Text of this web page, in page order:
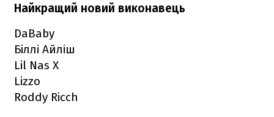
Найкращий новий виконавець
DaBaby
Біллі Айліш
Lil Nas X
Lizzo
Roddy Ricch